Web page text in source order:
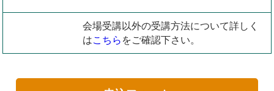
会場受講以外の受講方法について詳しく
はこちらをご確認下さい。